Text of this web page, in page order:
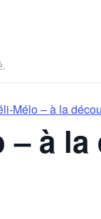
Mélo – à la
– à